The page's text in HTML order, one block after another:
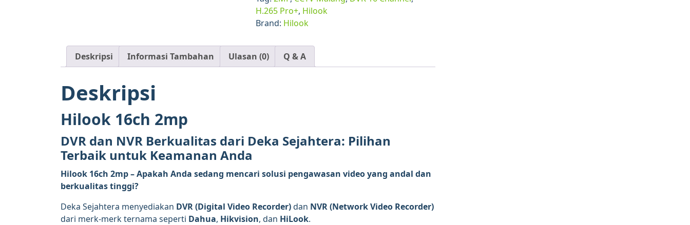
M1
H.265 Pro+, Hilook
Brand: Hilook
Deskripsi Informasi Tambahan Ulasan (0) Q & A
Deskripsi
Hilook 16ch 2mp
DVR dan NVR Berkualitas dari Deka Sejahtera: Pilihan
Terbaik untuk Keamanan Anda
Hilook 16ch 2mp – Apakah Anda sedang mencari solusi pengawasan video yang andal dan
berkualitas tinggi?
Deka Sejahtera menyediakan DVR (Digital Video Recorder)dan NVR (Network Video Recorder)
dari merk-merk ternama seperti Dahua, Hikvision, dan HiLook.